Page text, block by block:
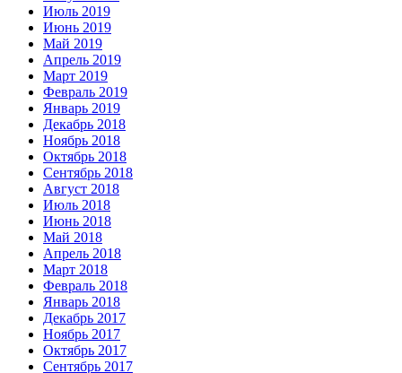
Июль 2019
Июнь 2019
Май 2019
Апрель 2019
Март 2019
Февраль 2019
Январь 2019
Декабрь 2018
Ноябрь 2018
Октябрь 2018
Сентябрь 2018
Август 2018
Июль 2018
Июнь 2018
Май 2018
Апрель 2018
Март 2018
Февраль 2018
Январь 2018
Декабрь 2017
Ноябрь 2017
Октябрь 2017
Сентябрь 2017